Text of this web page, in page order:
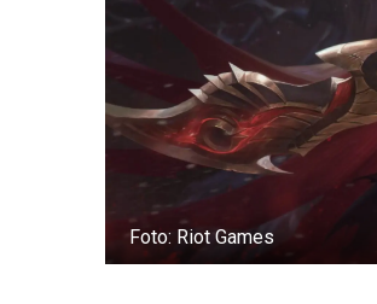
Foto: Riot Games